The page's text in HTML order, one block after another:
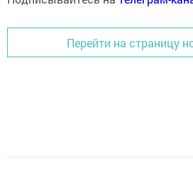
Перейти на страницу